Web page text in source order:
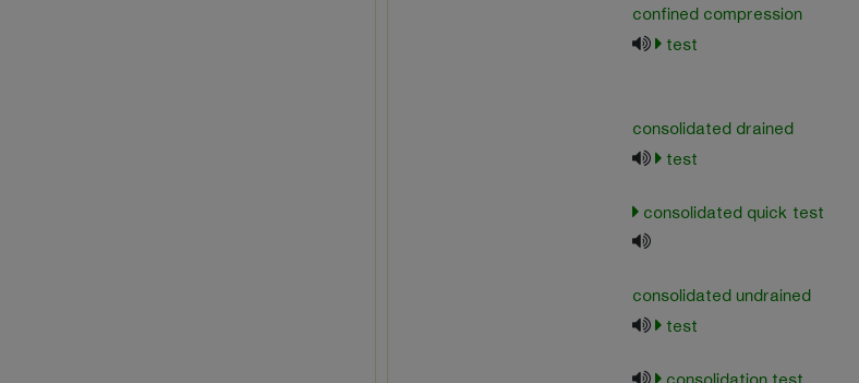
confined compression
test
consolidated drained
test
consolidated quick test
consolidated undrained
test